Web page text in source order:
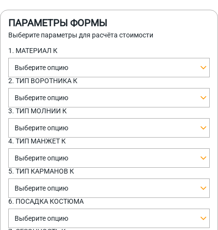
ПАРАМЕТРЫ ФОРМЫ
Выберите параметры для расчёта стоимости
1. МАТЕРИАЛ К
Выберите опцию
2. ТИП ВОРОТНИКА К
Выберите опцию
3. ТИП МОЛНИИ К
Выберите опцию
4. ТИП МАНЖЕТ К
Выберите опцию
5. ТИП КАРМАНОВ К
Выберите опцию
6. ПОСАДКА КОСТЮМА
Выберите опцию